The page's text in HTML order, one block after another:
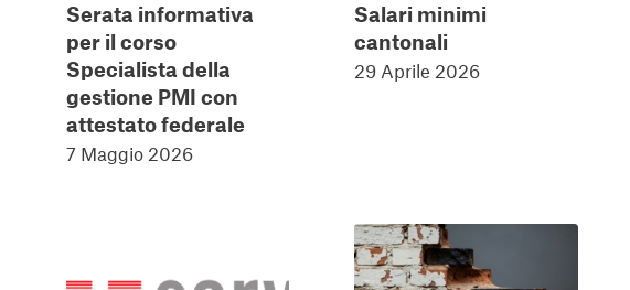
Serata informativa
per il corso
Specialista della
gestione PMI con
attestato federale
7 Maggio 2026
Salari minimi
cantonali
29 Aprile 2026